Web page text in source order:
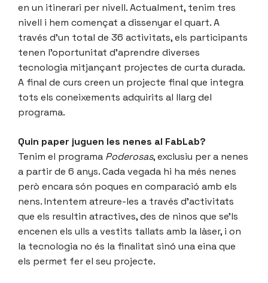
en un itinerari per nivell. Actualment, tenim tres
nivell i hem començat a dissenyar el quart. A
través d’un total de 36 activitats, els participants
tenen l’oportunitat d’aprendre diverses
tecnologia mitjançant projectes de curta durada.
A final de curs creen un projecte final que integra
tots els coneixements adquirits al llarg del
programa.
Quin paper juguen les nenes al FabLab?
Tenim el programa Poderosas, exclusiu per a nenes
a partir de 6 anys. Cada vegada hi ha més nenes
però encara són poques en comparació amb els
nens. Intentem atreure-les a través d’activitats
que els resultin atractives, des de ninos que se’ls
encenen els ulls a vestits tallats amb la làser, i on
la tecnologia no és la finalitat sinó una eina que
els permet fer el seu projecte.